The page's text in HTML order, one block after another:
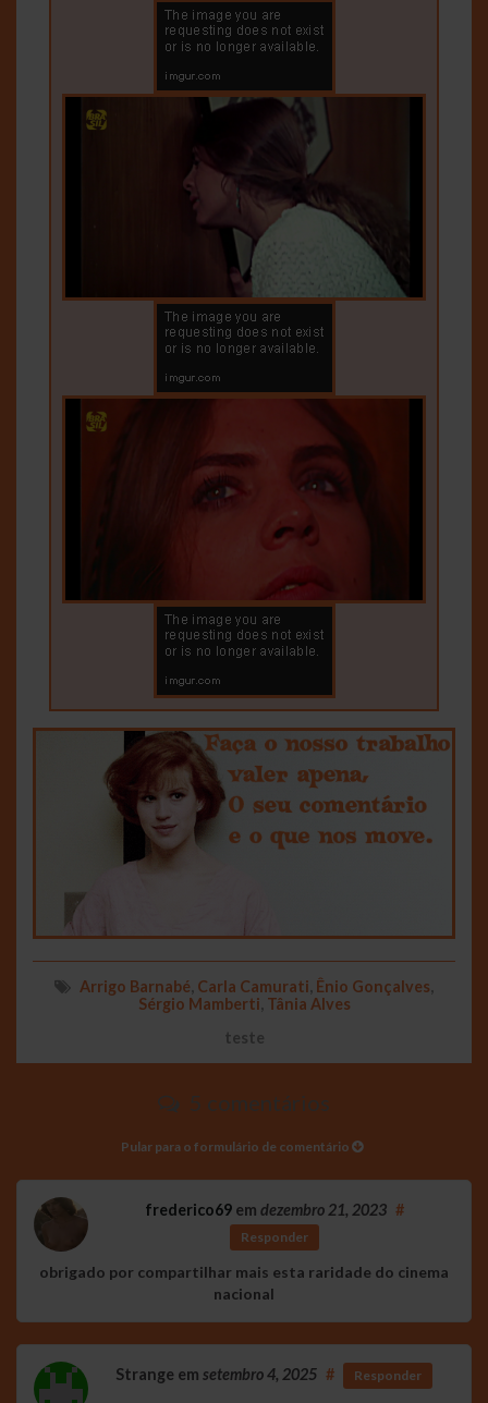
Arrigo Barnabé, Carla Camurati, Ênio Gonçalves,
Sérgio Mamberti, Tânia Alves
teste
5 comentários
Pular para o formulário de comentário
frederico69em dezembro 21, 2023 #
Responder
obrigado por compartilhar mais esta raridade do cinema
nacional
Strange em setembro 4, 2025 # Responder